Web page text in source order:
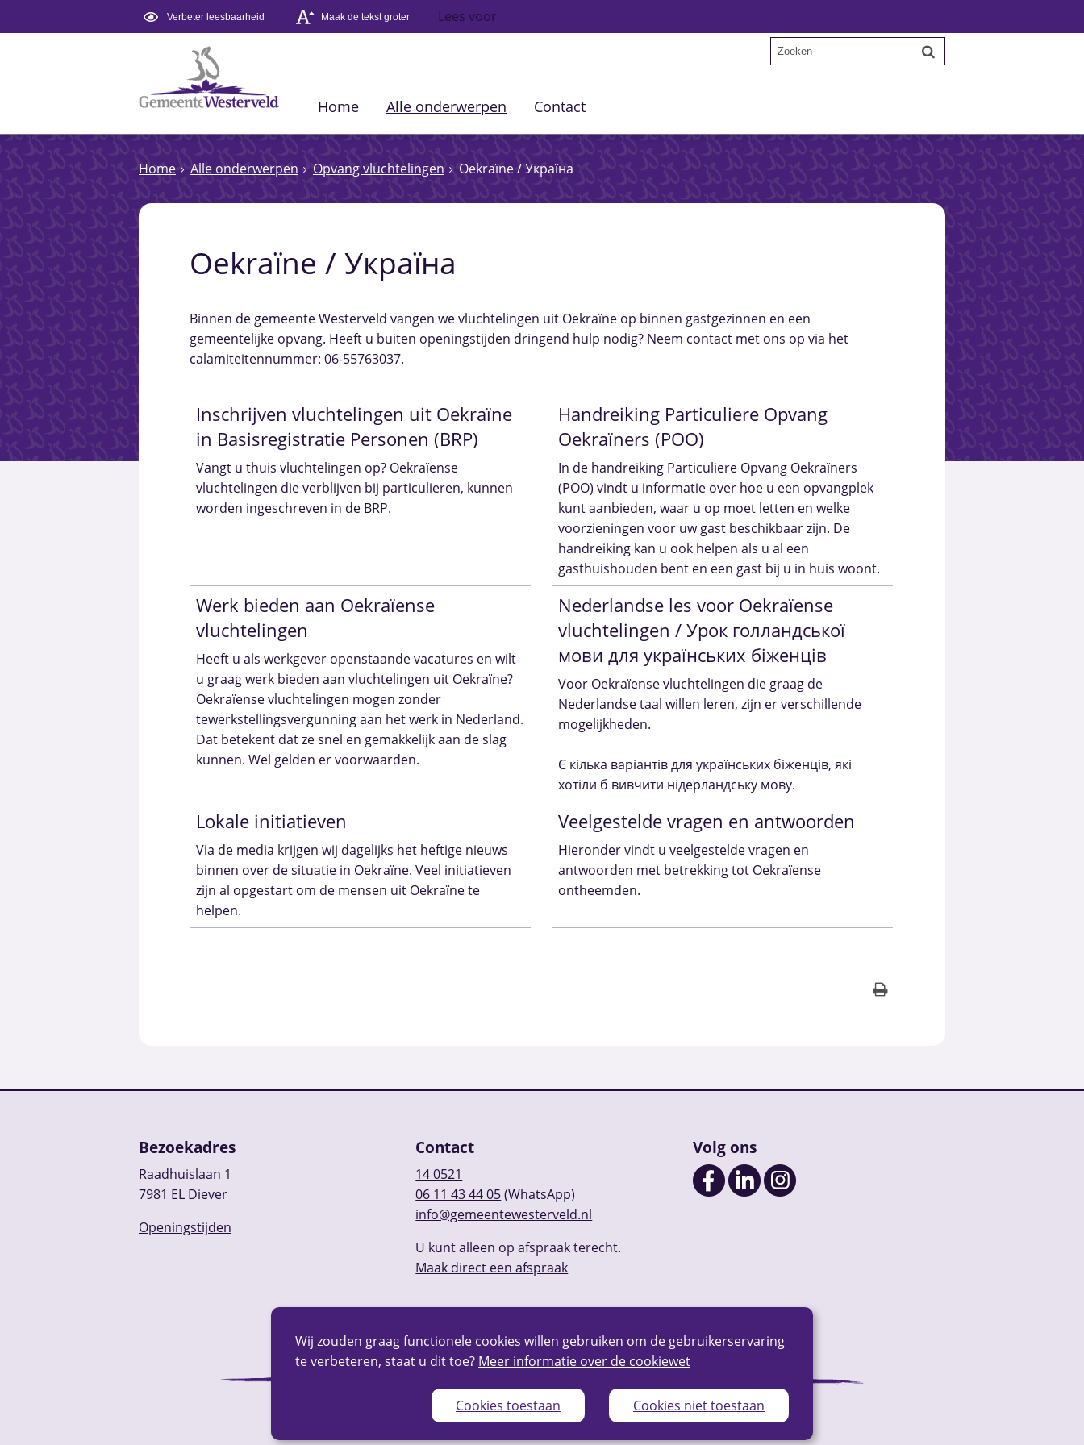
Wij zouden graag functionele cookies willen gebruiken om de gebruikerservaring
te verbeteren, staat u dit toe? Meer informatie over de cookiewet
Cookies toestaan Cookies niet toestaan
Verbeter leesbaarheid Maak de tekst groter Lees voor
Home Alle onderwerpen Contact
Home Alle onderwerpen Opvang vluchtelingen Oekraïne / Україна
Oekraïne / Україна
Binnen de gemeente Westerveld vangen we vluchtelingen uit Oekraïne op binnen gastgezinnen en een
gemeentelijke opvang. Heeft u buiten openingstijden dringend hulp nodig? Neem contact met ons op via het
calamiteitennummer: 06-55763037.
Inschrijven vluchtelingen uit Oekraïne
in Basisregistratie Personen (BRP)
Vangt u thuis vluchtelingen op? Oekraïense
vluchtelingen die verblijven bij particulieren, kunnen
worden ingeschreven in de BRP.
Handreiking Particuliere Opvang
Oekraïners (POO)
In de handreiking Particuliere Opvang Oekraïners
(POO) vindt u informatie over hoe u een opvangplek
kunt aanbieden, waar u op moet letten en welke
voorzieningen voor uw gast beschikbaar zijn. De
handreiking kan u ook helpen als u al een
gasthuishouden bent en een gast bij u in huis woont.
Werk bieden aan Oekraïense
vluchtelingen
Heeft u als werkgever openstaande vacatures en wilt
u graag werk bieden aan vluchtelingen uit Oekraïne?
Oekraïense vluchtelingen mogen zonder
tewerkstellingsvergunning aan het werk in Nederland.
Dat betekent dat ze snel en gemakkelijk aan de slag
kunnen. Wel gelden er voorwaarden.
Nederlandse les voor Oekraïense
vluchtelingen / Урок голландської
мови для українських біженців
Voor Oekraïense vluchtelingen die graag de
Nederlandse taal willen leren, zijn er verschillende
mogelijkheden.
Є кілька варіантів для українських біженців, які
хотіли б вивчити нідерландську мову.
Lokale initiatieven
Via de media krijgen wij dagelijks het heftige nieuws
binnen over de situatie in Oekraïne. Veel initiatieven
zijn al opgestart om de mensen uit Oekraïne te
helpen.
Veelgestelde vragen en antwoorden
Hieronder vindt u veelgestelde vragen en
antwoorden met betrekking tot Oekraïense
ontheemden.
Bezoekadres
Raadhuislaan 1
7981 EL Diever
Openingstijden
Contact
14 0521
06 11 43 44 05(WhatsApp)
info@gemeentewesterveld.nl
U kunt alleen op afspraak terecht.
Maak direct een afspraak
Volg ons
Over deze website Webarchief RSS Sitemap